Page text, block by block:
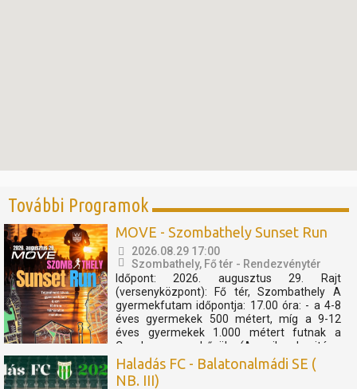
További Programok
MOVE - Szombathely Sunset Run
2026.08.29 17:00
Szombathely, Fő tér - Rendezvénytér
Időpont: 2026. augusztus 29. Rajt
(versenyközpont): Fő tér, Szombathely A
gyermekfutam időpontja: 17.00 óra: - a 4-8
éves gyermekek 500 métert, míg a 9-12
éves gyermekek 1.000 métert futnak a
Cosplay szuperhősök (Amerika kapitány,
Thor, Pókember, Venom) műsorát, és a velük
való közös bemelegítést követően....
Haladás FC - Balatonalmádi SE (
NB. III)